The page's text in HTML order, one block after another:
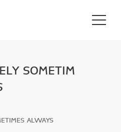
SOMETIM
ALWAYS